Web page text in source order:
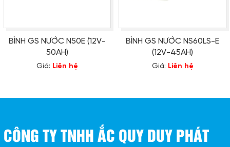
BÌNH GS NƯỚC N50E (12V-
50AH)
Giá: Liên hệ
BÌNH GS NƯỚC NS60LS-E
(12V-45AH)
Giá: Liên hệ
CÔNG TY TNHH ẮC QUY DUY PHÁT